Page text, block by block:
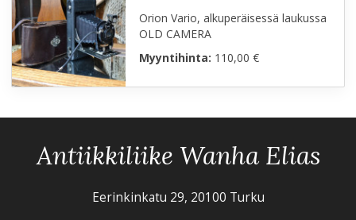
Orion Vario, alkuperäisessä laukussa
OLD CAMERA
Myyntihinta: 110,00 €
Antiikkiliike Wanha Elias
Eerinkinkatu 29, 20100 Turku